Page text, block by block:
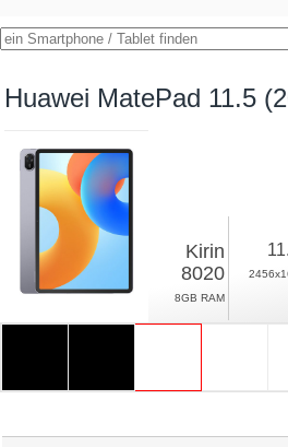
Huawei MatePad 11.5
Kirin
8020
8GB RAM